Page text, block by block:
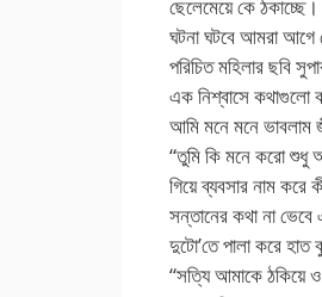
ছেলেমেয়ে কে
ঘটনা ঘটবে আমরা আগে
পরিচিত মহিলার ছবি
এক নিশ্বাসে কথাগুলো
আমি মনে মনে ভাবলাম
“তুমি কি মনে করো শুধু
গিয়ে ব্যবসার নাম
সন্তানের কথা না
দুটো’তে পালা করে হাত
“সত্যি আমাকে ঠকিয়ে